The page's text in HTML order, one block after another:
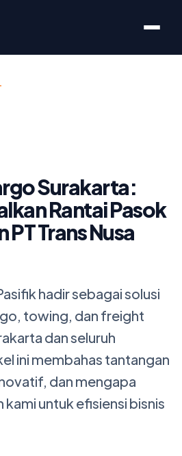
Surakarta:
Rantai Pasok
Trans Nusa
hadir sebagai solusi
towing, dan freight
dan seluruh
ini membahas tantangan
dan mengapa
kami untuk efisiensi bisnis